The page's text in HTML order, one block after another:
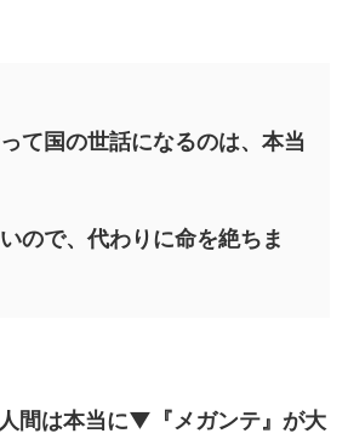
て国の世話になるのは、本当
ので、代わりに命を絶ちま
間は本当に▼『メガンテ』が大